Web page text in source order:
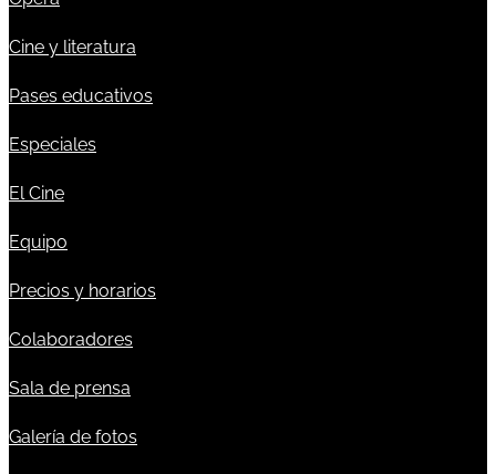
Cine y literatura
Pases educativos
Especiales
El Cine
Equipo
Precios y horarios
Colaboradores
Sala de prensa
Galería de fotos